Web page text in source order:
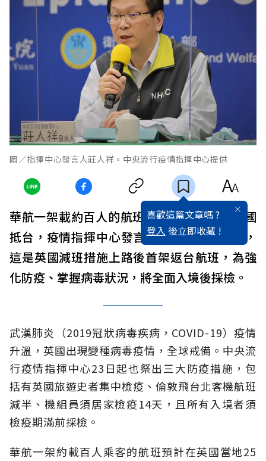
圖／指揮中心發言人莊人祥。中央流行疫情指揮中心提供
喜歡這篇文章嗎 ?
登入 後立即收藏 !
華航一架載約百人的航班將於27日晚間從英國
抵台，疫情指揮中心發言人莊人祥今天證實，
這是英國減班措施上路後首架返台航班，為強
化防疫、掌握病毒狀況，將全面入境後採檢。
武漢肺炎（2019冠狀病毒疾病，COVID-19）疫情
升溫，英國出現變種病毒疫情，全球戒備。中央流
行疫情指揮中心23日起也祭出三大防疫措施，包
括有英國旅遊史者集中檢疫、倫敦飛台北客機航班
減半、機組員須居家檢疫14天，且所有入境者須
檢疫期滿前採檢。
華航一架約載百人乘客的航班預計在英國當地25